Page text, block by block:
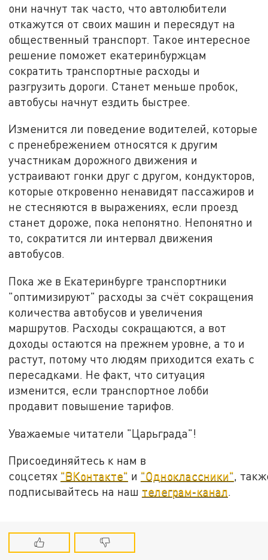
они начнут так часто, что автолюбители
откажутся от своих машин и пересядут на
общественный транспорт. Такое интересное
решение поможет екатеринбуржцам
сократить транспортные расходы и
разгрузить дороги. Станет меньше пробок,
автобусы начнут ездить быстрее.
Изменится ли поведение водителей, которые
с пренебрежением относятся к другим
участникам дорожного движения и
устраивают гонки друг с другом, кондукторов,
которые откровенно ненавидят пассажиров и
не стесняются в выражениях, если проезд
станет дороже, пока непонятно. Непонятно и
то, сократится ли интервал движения
автобусов.
Пока же в Екатеринбурге транспортники
"оптимизируют" расходы за счёт сокращения
количества автобусов и увеличения
маршрутов. Расходы сокращаются, а вот
доходы остаются на прежнем уровне, а то и
растут, потому что людям приходится ехать с
пересадками. Не факт, что ситуация
изменится, если транспортное лобби
продавит повышение тарифов.
Уважаемые читатели "Царьграда"!
Присоединяйтесь к нам в
соцсетях "ВКонтакте" и "Одноклассники",
подписывайтесь на наш телеграм-канал.